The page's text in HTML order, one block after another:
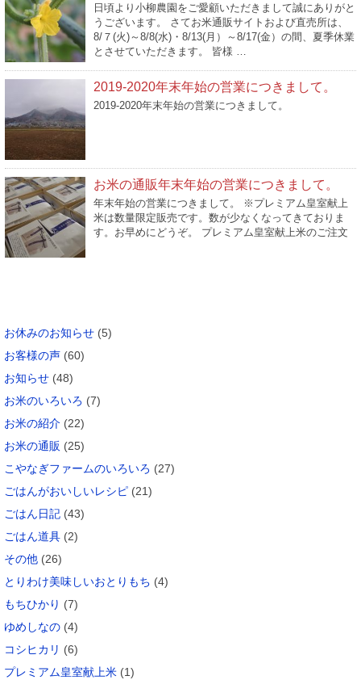
日頃より小柳農園をご愛顧いただきまして誠にありがと
うございます。 さてお米通販サイトおよび直売所は、
8/７(火)～8/8(水)・8/13(月）～8/17(金）の間、夏季休業
とさせていただきます。 皆様 …
2019-2020年末年始の営業につきまして。
2019-2020年末年始の営業につきまして。
お米の通販年末年始の営業につきまして。
年末年始の営業につきまして。 ※プレミアム皇室献上
米は数量限定販売です。数が少なくなってきておりま
す。お早めにどうぞ。 プレミアム皇室献上米のご注文
お休みのお知らせ (5)
お客様の声 (60)
お知らせ (48)
お米のいろいろ (7)
お米の紹介 (22)
お米の通販 (25)
こやなぎファームのいろいろ (27)
ごはんがおいしいレシピ (21)
ごはん日記 (43)
ごはん道具 (2)
その他 (26)
とりわけ美味しいおとりもち (4)
もちひかり (7)
ゆめしなの (4)
コシヒカリ (6)
プレミアム皇室献上米 (1)